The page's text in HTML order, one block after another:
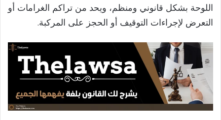
اللوحة بشكل قانوني ومنظم، ويحد من تراكم الغرامات أو
التعرض لإجراءات التوقيف أو الحجز على المركبة.